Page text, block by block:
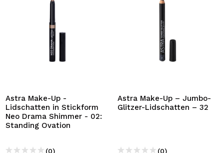
Astra Make-Up -
Lidschatten in Stickform
Neo Drama Shimmer - 02:
Standing Ovation
(0)
Astra Make-Up – Jumbo-
Glitzer-Lidschatten – 32
(0)